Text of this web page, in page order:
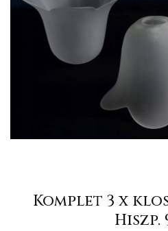
Komplet 3 x
Hiszp.